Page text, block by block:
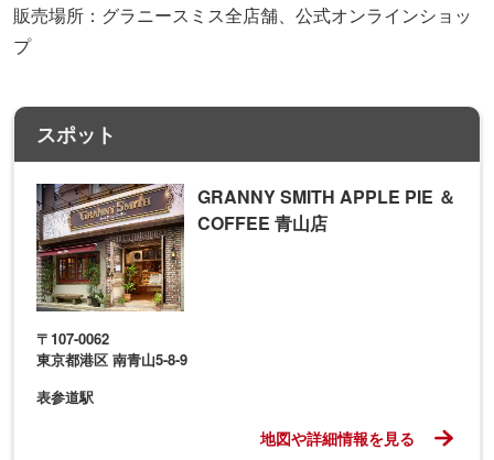
販売場所：グラニースミス全店舗、公式オンラインショッ
プ
スポット
GRANNY SMITH APPLE PIE ＆
COFFEE 青山店
〒107-0062
東京都港区 南青山5-8-9
表参道駅
地図や詳細情報を見る